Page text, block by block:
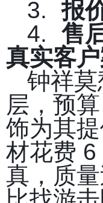
3.
报
4.
售
真实客户
钟祥
层，预
饰为其
材花费
真，质